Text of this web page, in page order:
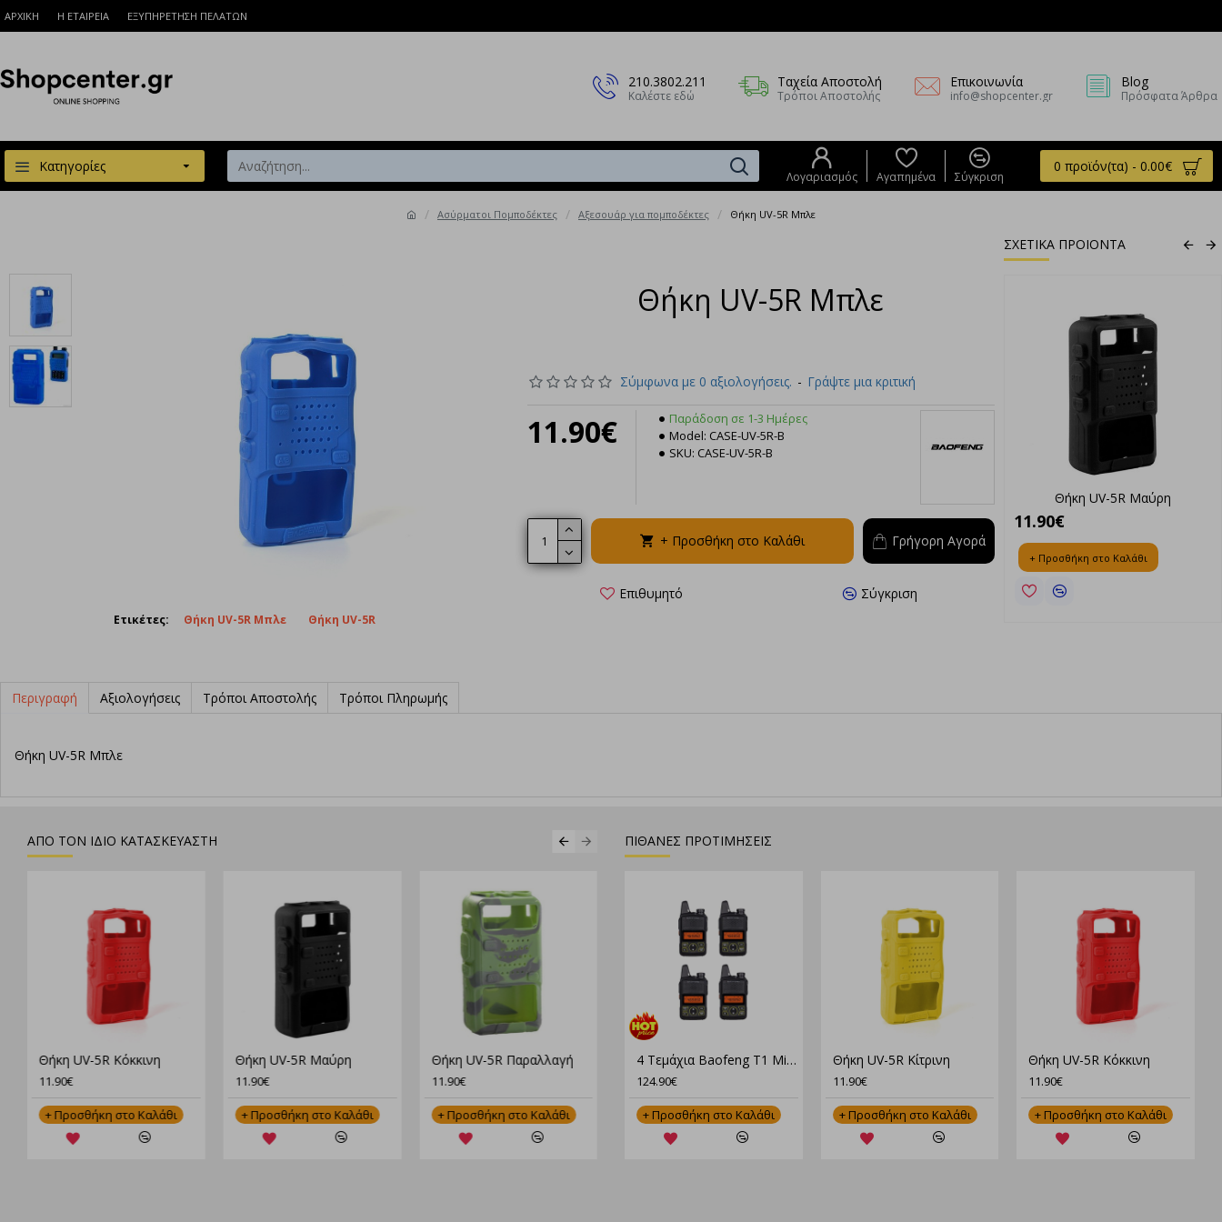
ΑΡΧΙΚΗ Η ΕΤΑΙΡΕΙΑ ΕΞΥΠΗΡΕΤΗΣΗ ΠΕΛΑΤΩΝ
210.3802.211
Καλέστε εδώ
Ταχεία Αποστολή
Τρόποι Αποστολής
Επικοινωνία
info@shopcenter.gr
Blog
Πρόσφατα Άρθρα
Κατηγορίες
Λογαριασμός Αγαπημένα Σύγκριση
0 προϊόν(τα) - 0.00€
Ασύρματοι Πομποδέκτες Αξεσουάρ για πομποδέκτες Θήκη UV-5R Μπλε
Ετικέτες: Θήκη UV-5R Μπλε Θήκη UV-5R
Θήκη UV-5R Μπλε
Σύμφωνα με 0 αξιολογήσεις. - Γράψτε μια κριτική
11.90€
Παράδοση σε 1-3 Ημέρες
Model: CASE-UV-5R-B
SKU: CASE-UV-5R-B
+ Προσθήκη στο Καλάθι Γρήγορη Αγορά
Επιθυμητό Σύγκριση
ΣΧΕΤΙΚΑ ΠΡΟΙΟΝΤΑ
Παράδοση σε 1-3 Ημέρες
16.50€
+ Προσθήκη στο Καλάθι
Θήκη UV-5R Μαύρη
11.90€
+ Προσθήκη στο Καλάθι
Περιγραφή Αξιολογήσεις Τρόποι Αποστολής Τρόποι Πληρωμής
Θήκη UV-5R Μπλε
ΑΠΟ ΤΟΝ ΙΔΙΟ ΚΑΤΑΣΚΕΥΑΣΤΗ
Θήκη UV-5R Κόκκινη
11.90€
+ Προσθήκη στο Καλάθι
Θήκη UV-5R Μαύρη
11.90€
+ Προσθήκη στο Καλάθι
Θήκη UV-5R Παραλλαγή
11.90€
+ Προσθήκη στο Καλάθι
ΠΙΘΑΝΕΣ ΠΡΟΤΙΜΗΣΕΙΣ
4 Τεμάχια Baofeng T1 Mini – Φορητοί Ασύρματοι για Επαγγελματική & Ερασιτεχνική Χρήση
124.90€
+ Προσθήκη στο Καλάθι
Θήκη UV-5R Κίτρινη
11.90€
+ Προσθήκη στο Καλάθι
Θήκη UV-5R Κόκκινη
11.90€
+ Προσθήκη στο Καλάθι